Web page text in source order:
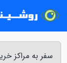
سفر به مراکز